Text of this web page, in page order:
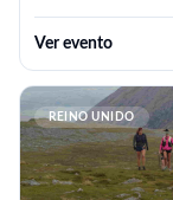
Ver evento
REINO UNIDO